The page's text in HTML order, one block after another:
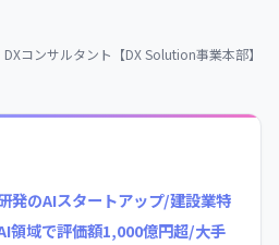
コンサルタント【DX Solution事業本部】
発のAIスタートアップ/建設業特
領域で評価額1,000億円超/大手